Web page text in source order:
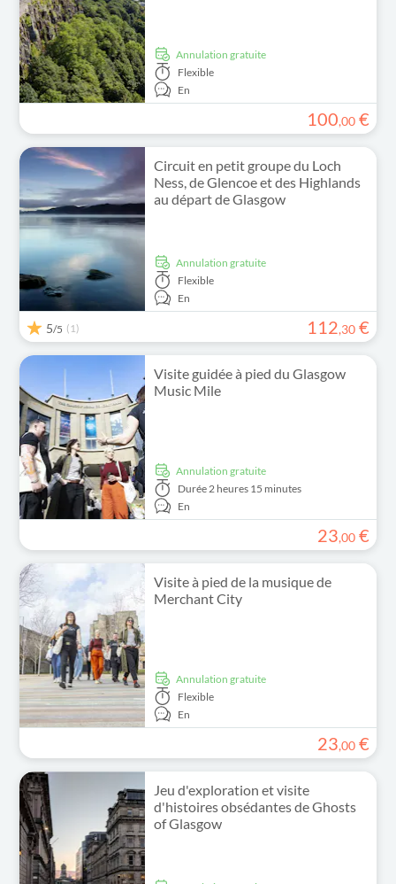
Annulation gratuite
Flexible
En
100,00 €
Circuit en petit groupe du Loch
Ness, de Glencoe et des Highlands
au départ de Glasgow
Annulation gratuite
Flexible
En
5/5 (1) 112,30 €
Visite guidée à pied du Glasgow
Music Mile
Annulation gratuite
Durée 2 heures 15 minutes
En
23,00 €
Visite à pied de la musique de
Merchant City
Annulation gratuite
Flexible
En
23,00 €
Jeu d'exploration et visite
d'histoires obsédantes de Ghosts
of Glasgow